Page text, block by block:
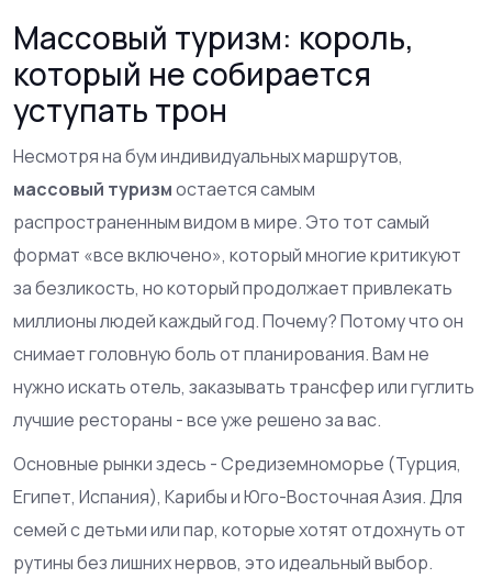
Массовый туризм: король,
который не собирается
уступать трон
Несмотря на бум индивидуальных маршрутов,
массовый туризмостается самым
распространенным видом в мире. Это тот самый
формат «все включено», который многие критикуют
за безликость, но который продолжает привлекать
миллионы людей каждый год. Почему? Потому что он
снимает головную боль от планирования. Вам не
нужно искать отель, заказывать трансфер или гуглить
лучшие рестораны - все уже решено за вас.
Основные рынки здесь - Средиземноморье (Турция,
Египет, Испания), Карибы и Юго-Восточная Азия. Для
семей с детьми или пар, которые хотят отдохнуть от
рутины без лишних нервов, это идеальный выбор.